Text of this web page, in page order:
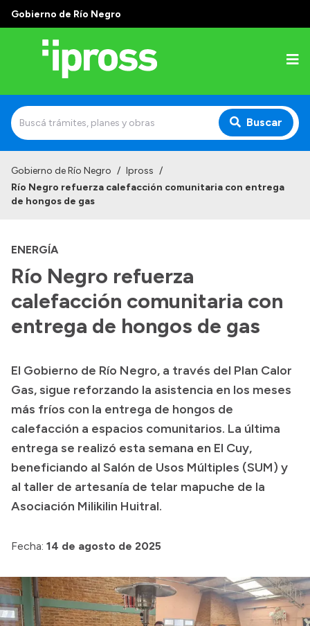
Gobierno de Río Negro
Buscar
Institucional
Autoridades
Delegaciones
Consultorios Propios
Presentación CV
Transparencia
Inversión en Salud
Licitaciones
Consulta de expedientes
Gobierno de Río Negro / Ipross /
Río Negro refuerza calefacción comunitaria con entrega
de hongos de gas
ENERGÍA
Río Negro refuerza
calefacción comunitaria con
entrega de hongos de gas
El Gobierno de Río Negro, a través del Plan Calor
Gas, sigue reforzando la asistencia en los meses
más fríos con la entrega de hongos de
calefacción a espacios comunitarios. La última
entrega se realizó esta semana en El Cuy,
beneficiando al Salón de Usos Múltiples (SUM) y
al taller de artesanía de telar mapuche de la
Asociación Milikilin Huitral.
Fecha: 14 de agosto de 2025